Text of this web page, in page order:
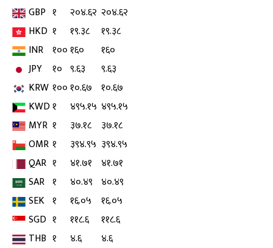
GBP १ २०४.६२ २०४.६२
HKD १ १९.३८
१९.३८
INR १००१६०
१६०
JPY
१० ९.६३
९.६३
KRW १००१०.६७ १०.६७
KWD१ ४९५.१५ ४९५.१५
MYR १ ३७.१८
३७.१८
OMR १ ३९४.९५ ३९४.९५
QAR १ ४१.७१
४१.७१
SAR १ ४०.४९ ४०.४९
SEK १ १६.०५
१६.०५
SGD १ ११८.६
११८.६
THB १ ४.६
४.६